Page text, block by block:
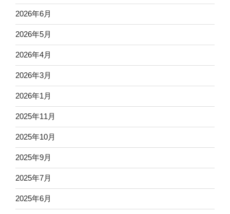
2026年6月
2026年5月
2026年4月
2026年3月
2026年1月
2025年11月
2025年10月
2025年9月
2025年7月
2025年6月